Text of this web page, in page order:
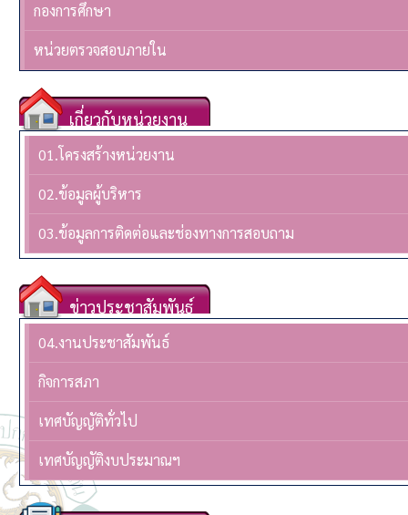
กองการศึกษา
หน่วยตรวจสอบภายใน
เกี่ยวกับหน่วยงาน
01.โครงสร้างหน่วยงาน
02.ข้อมูลผู้บริหาร
03.ข้อมูลการติดต่อและช่องทางการสอบถาม
ข่าวประชาสัมพันธ์
04.งานประชาสัมพันธ์
กิจการสภา
เทศบัญญัติทั่วไป
เทศบัญญัติงบประมาณฯ